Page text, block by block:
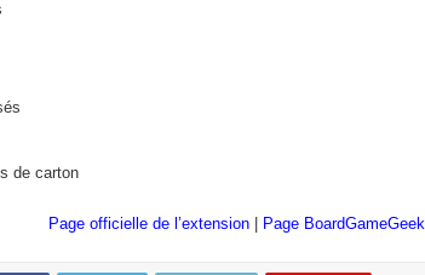
de carton
Page officielle de l’extension Page BoardGameGeek